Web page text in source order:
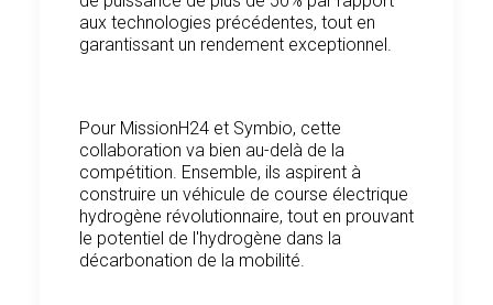
aux technologies précédentes, tout en
garantissant un rendement exceptionnel.
Pour MissionH24 et Symbio, cette
collaboration va bien au-delà de la
compétition. Ensemble, ils aspirent à
construire un véhicule de course électrique
hydrogène révolutionnaire, tout en prouvant
le potentiel de l'hydrogène dans la
décarbonation de la mobilité.